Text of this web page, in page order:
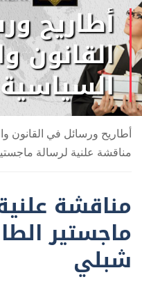
أطاريح
القانون
السياسية
أطاريح ورسائل في القانون
مناقشة علنية لرسالة
مناقشة
ماجستير
شبلي